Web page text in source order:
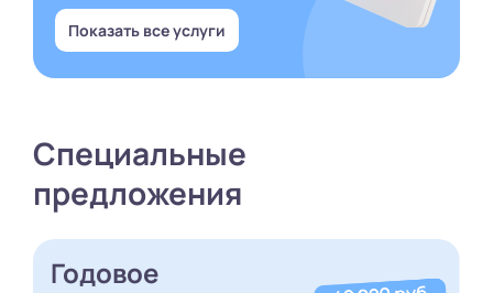
Показать все услуги
Специальные
предложения
Годовое